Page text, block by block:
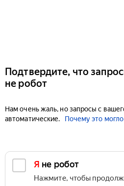
Подтвердите, что
не робот
Нам очень жаль, но запросы с
автоматические.
Почему это
Я не робот
Нажмите, чтобы